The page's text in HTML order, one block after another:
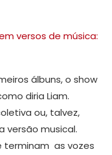
versos de música:
álbuns, o show
diria Liam.
ou, talvez,
versão musical.
terminam as vozes